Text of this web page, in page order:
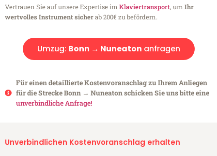
Vertrauen Sie auf unsere Expertise im Klaviertransport, um Ihr
wertvolles Instrument sicherab 200€ zu befördern.
Umzug: Bonn → Nuneaton anfragen
Für einen detaillierte Kostenvoranschlag zu Ihrem Anliegen
für die Strecke Bonn → Nuneaton schicken Sie uns bitte eine
unverbindliche Anfrage!
Unverbindlichen Kostenvoranschlag erhalten